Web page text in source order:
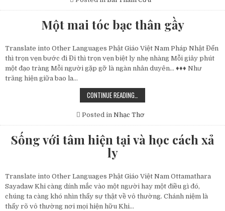
CÚI
ĐẦU
TRƯỚC
PHÁP
Một mai tóc bạc thân gầy
Translate into Other Languages Phật Giáo Việt Nam Pháp Nhật Đến
thì trọn vẹn bước đi Đi thì trọn vẹn biệt ly nhẹ nhàng Mỗi giây phút
một đạo tràng Mỗi người gặp gỡ là ngàn nhân duyên… ♦♦♦ Như
trăng hiện giữa bao la…
CONTINUE READING…
MAI
BẠC
GẦY
Posted in Nhạc Thơ
Sống với tâm hiện tại và học cách xả
ly
Translate into Other Languages Phật Giáo Việt Nam Ottamathara
Sayadaw Khi càng dính mắc vào một người hay một điều gì đó,
chúng ta càng khó nhìn thấy sự thật về vô thường. Chánh niệm là
thấy rõ vô thường nơi mọi hiện hữu Khi…